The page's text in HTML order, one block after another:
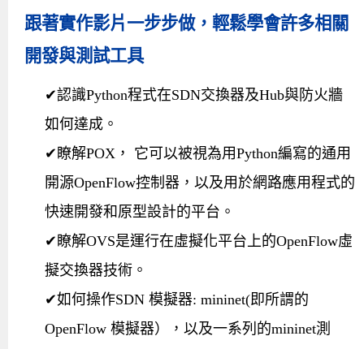
跟著實作影片一步步做，輕鬆學會許多相關
開發與測試工具
✔認識Python程式在SDN交換器及Hub與防火牆
如何達成。
✔瞭解POX， 它可以被視為用Python編寫的通用
開源OpenFlow控制器，以及用於網路應用程式的
快速開發和原型設計的平台。
✔瞭解OVS是運行在虛擬化平台上的OpenFlow虛
擬交換器技術。
✔如何操作SDN 模擬器: mininet(即所謂的
OpenFlow 模擬器），以及一系列的mininet測